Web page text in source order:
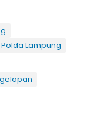
Polda Lampung